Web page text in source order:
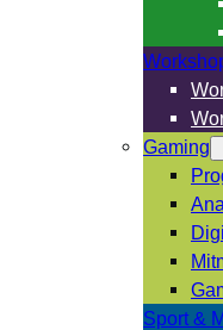
Gaming
Sport &